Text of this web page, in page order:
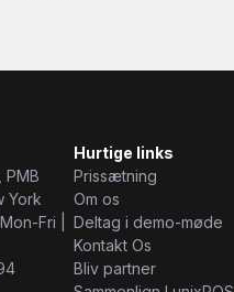
PMB
York
Fri |
Hurtige links
Prissætning
Om os
Deltag i demo-møde
Kontakt Os
Bliv partner